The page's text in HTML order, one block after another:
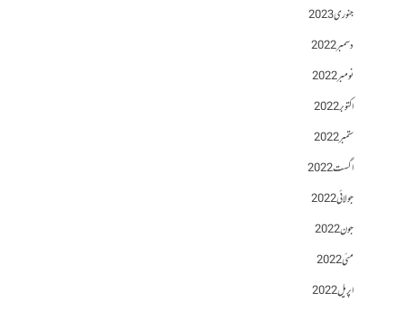
جنوری 2023
دسمبر 2022
نومبر 2022
اکتوبر 2022
ستمبر 2022
اگست 2022
جولائی 2022
جون 2022
مئی 2022
اپریل 2022